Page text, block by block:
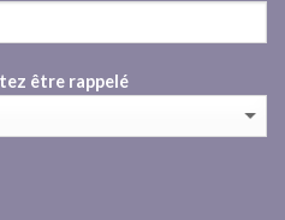
être rappelé